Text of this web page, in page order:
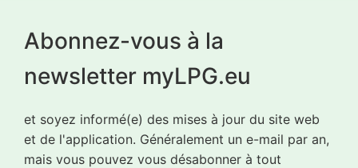
Abonnez-vous à la
newsletter myLPG.eu
et soyez informé(e) des mises à jour du site web
et de l'application. Généralement un e-mail par an,
mais vous pouvez vous désabonner à tout